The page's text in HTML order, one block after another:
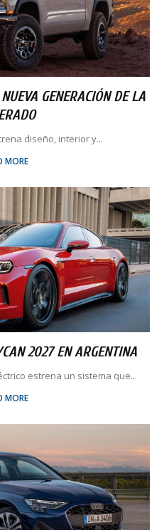
GENERACIÓN DE LA
diseño, interior y...
MORE
2027 EN ARGENTINA
estrena un sistema que...
MORE